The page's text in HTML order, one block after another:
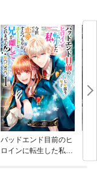
バッドエンド目前のヒ
ロインに転生した私、